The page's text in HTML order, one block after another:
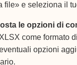
file» e seleziona il
le opzioni di
come formato
opzioni